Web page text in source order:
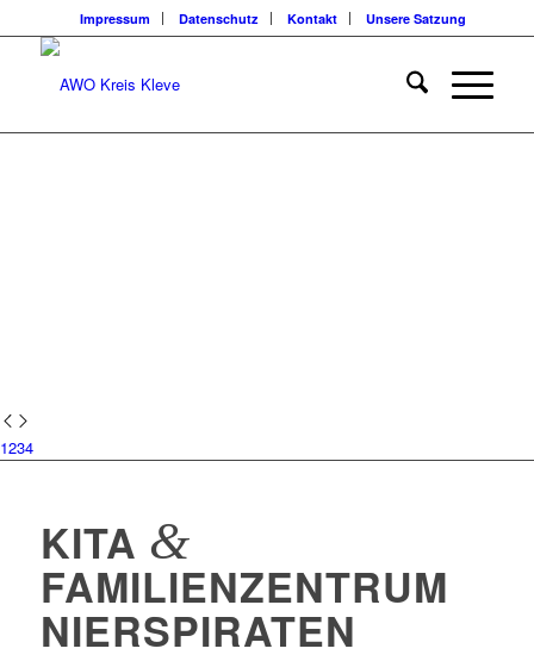
Impressum Datenschutz Kontakt Unsere Satzung
1234
KITA &
FAMILIENZENTRUM
NIERSPIRATEN